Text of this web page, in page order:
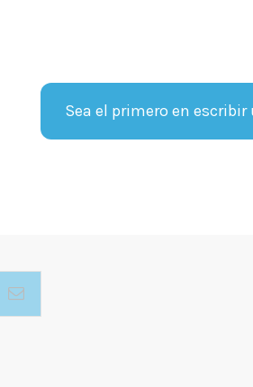
Sea el primero en escribir